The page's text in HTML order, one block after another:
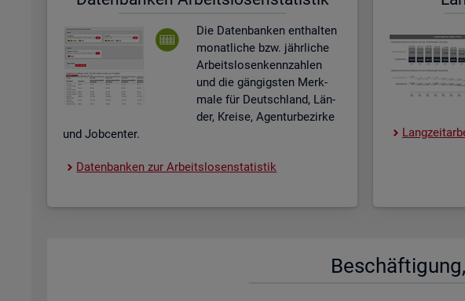
Die Da­ten­ban­ken ent­hal­ten
mo­nat­li­che bzw. jähr­li­che
Ar­beits­lo­sen­kenn­zah­len
und die gän­gigs­ten Merk­
ma­le für Deutsch­land, Län­
der, Krei­se, Agen­tur­be­zir­ke
und Job­cen­ter.
Da­ten­ban­ken zur Ar­beits­lo­sen­sta­tis­tik